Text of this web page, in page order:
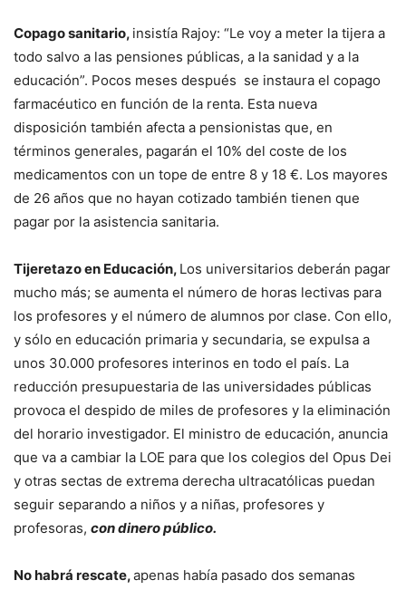
Copago sanitario, insistía Rajoy: “Le voy a meter la tijera a
todo salvo a las pensiones públicas, a la sanidad y a la
educación”. Pocos meses después se instaura el copago
farmacéutico en función de la renta. Esta nueva
disposición también afecta a pensionistas que, en
términos generales, pagarán el 10% del coste de los
medicamentos con un tope de entre 8 y 18 €. Los mayores
de 26 años que no hayan cotizado también tienen que
pagar por la asistencia sanitaria.
Tijeretazo en Educación, Los universitarios deberán pagar
mucho más; se aumenta el número de horas lectivas para
los profesores y el número de alumnos por clase. Con ello,
y sólo en educación primaria y secundaria, se expulsa a
unos 30.000 profesores interinos en todo el país. La
reducción presupuestaria de las universidades públicas
provoca el despido de miles de profesores y la eliminación
del horario investigador. El ministro de educación, anuncia
que va a cambiar la LOE para que los colegios del Opus Dei
y otras sectas de extrema derecha ultracatólicas puedan
seguir separando a niños y a niñas, profesores y
profesoras, con dinero público.
No habrá rescate,apenas había pasado dos semanas